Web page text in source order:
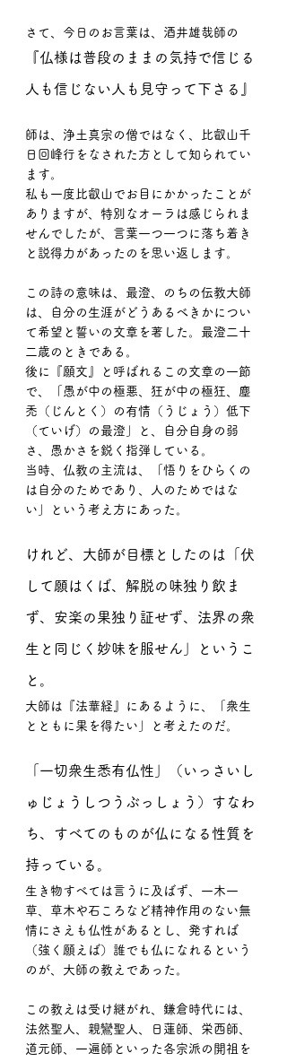
さて、今日のお言葉は、酒井雄哉師の
『仏様は普段のままの気持で信じる
人も信じない人も見守って下さる』
師は、浄土真宗の僧ではなく、比叡山千
日回峰行をなされた方として知られてい
ます。
私も一度比叡山でお目にかかったことが
ありますが、特別なオーラは感じられま
せんでしたが、言葉一つ一つに落ち着き
と説得力があったのを思い返します。
この詩の意味は、最澄、のちの伝教大師
は、自分の生涯がどうあるべきかについ
て希望と誓いの文章を著した。最澄二十
二歳のときである。
後に『願文』と呼ばれるこの文章の一節
で、「愚が中の極悪、狂が中の極狂、塵
禿（じんとく）の有情（うじょう）低下
（ていげ）の最澄」と、自分自身の弱
さ、愚かさを鋭く指弾している。
当時、仏教の主流は、「悟りをひらくの
は自分のためであり、人のためではな
い」という考え方にあった。
けれど、大師が目標としたのは「伏
して願はくば、解脱の味独り飲ま
ず、安楽の果独り証せず、法界の衆
生と同じく妙味を服せん」というこ
と。
大師は『法華経』にあるように、「衆生
とともに果を得たい」と考えたのだ。
「一切衆生悉有仏性」（いっさいし
ゅじょうしつうぶっしょう）すなわ
ち、すべてのものが仏になる性質を
持っている。
生き物すべては言うに及ばず、一木一
草、草木や石ころなど精神作用のない無
情にさえも仏性があるとし、発すれば
（強く願えば）誰でも仏になれるという
のが、大師の教えであった。
この教えは受け継がれ、鎌倉時代には、
法然聖人、親鸞聖人、日蓮師、栄西師、
道元師、一遍師といった各宗派の開祖を